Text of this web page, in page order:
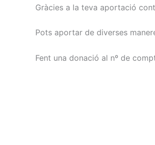
Gràcies a la teva aportació
Pots aportar de diverses
Fent una donació al nº de